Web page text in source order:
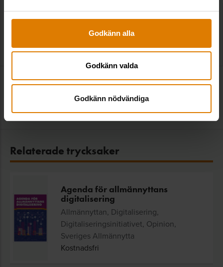
Godkänn alla
Godkänn valda
Godkänn nödvändiga
”Politiken ska inte lägga sig i
hyresförhandlingarna”
2026-03-09|Sveriges Allmännytta
Sveriges Allmännytta 75 år – kräver bättre villkor
för bostadsmarknaden
2025-04-25|Sveriges Allmännytta
Relaterade trycksaker
Agenda för allmännyttans
digitalisering
Allmännyttan, Digitalisering,
Digitaliseringsinitiativet, Opinion,
Sveriges Allmännytta
Kostnadsfri